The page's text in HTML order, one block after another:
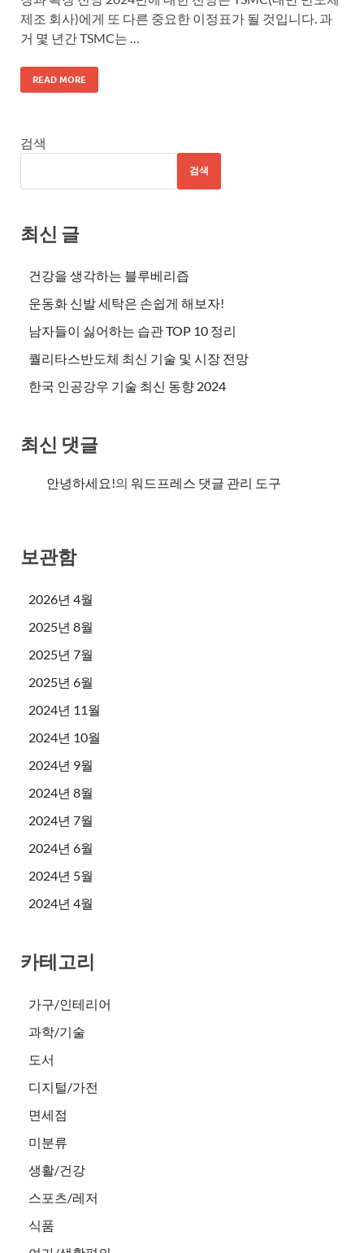
제조 회사)에게 또 다른 중요한 이정표가 될 것입니다. 과
거 몇 년간 TSMC는 …
READ MORE
검색
검색
최신 글
건강을 생각하는 블루베리즙
운동화 신발 세탁은 손쉽게 해보자!
남자들이 싫어하는 습관 TOP 10 정리
퀄리타스반도체 최신 기술 및 시장 전망
한국 인공강우 기술 최신 동향 2024
최신 댓글
안녕하세요!의 워드프레스 댓글 관리 도구
보관함
2026년 4월
2025년 8월
2025년 7월
2025년 6월
2024년 11월
2024년 10월
2024년 9월
2024년 8월
2024년 7월
2024년 6월
2024년 5월
2024년 4월
카테고리
가구/인테리어
과학/기술
도서
디지털/가전
면세점
미분류
생활/건강
스포츠/레저
식품